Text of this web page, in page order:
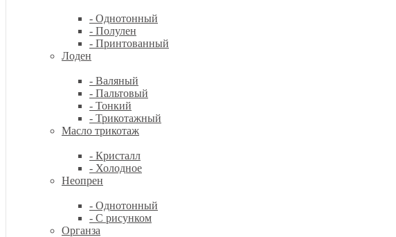
- Однотонный
- Полулен
- Принтованный
Лоден
- Валяный
- Пальтовый
- Тонкий
- Трикотажный
Масло трикотаж
- Кристалл
- Холодное
Неопрен
- Однотонный
- С рисунком
Органза